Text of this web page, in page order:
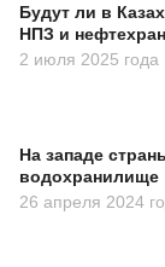
Будут ли в
НПЗ и
2 июля 2025 года
На западе
водохранилище
26 апреля 2024